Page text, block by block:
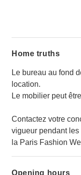
Home truths
Le bureau au fond
location.
Le mobilier peut
Contactez votre
vigueur pendant
la Paris Fashion
Opening hours